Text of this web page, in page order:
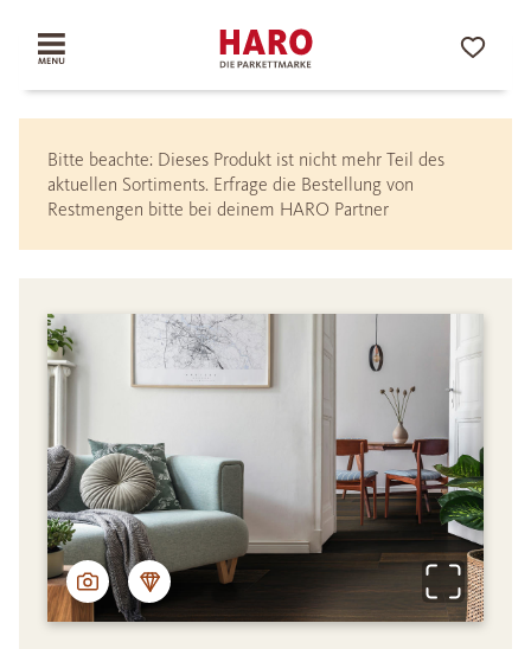
Bitte beachte: Dieses Produkt ist nicht mehr Teil des
aktuellen Sortiments. Erfrage die Bestellung von
Restmengen bitte bei deinem HARO Partner